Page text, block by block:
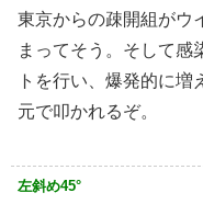
東京からの疎開組がウ
まってそう。そして感
トを行い、爆発的に
元で叩かれるぞ。
左斜め45°